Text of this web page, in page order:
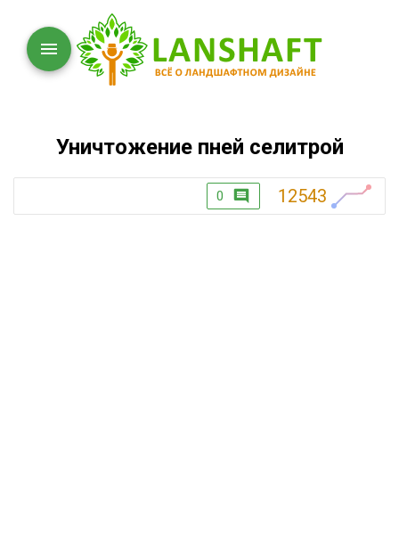
Уничтожение пней селитрой
0 12543